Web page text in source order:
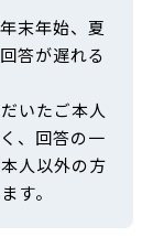
末年始、夏
答が遅れる
いたご本人
、回答の一
人以外の方
す。